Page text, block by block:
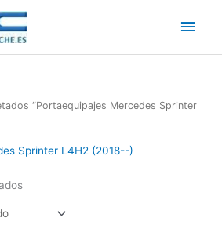
“Portaequipajes Mercedes Sprinter
Sprinter L4H2 (2018--)